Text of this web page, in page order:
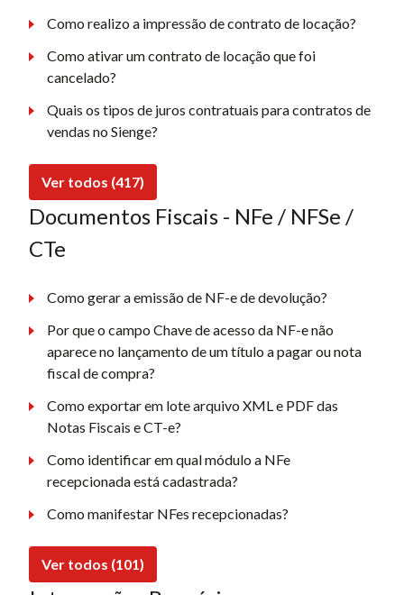
Como realizo a impressão de contrato de locação?
Como ativar um contrato de locação que foi
cancelado?
Quais os tipos de juros contratuais para contratos de
vendas no Sienge?
Ver todos (417)
Documentos Fiscais - NFe / NFSe /
CTe
Como gerar a emissão de NF-e de devolução?
Por que o campo Chave de acesso da NF-e não
aparece no lançamento de um título a pagar ou nota
fiscal de compra?
Como exportar em lote arquivo XML e PDF das
Notas Fiscais e CT-e?
Como identificar em qual módulo a NFe
recepcionada está cadastrada?
Como manifestar NFes recepcionadas?
Ver todos (101)